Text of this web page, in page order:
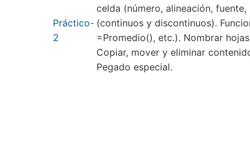
Práctico-
2
celda (número, alineación,
(continuos y discontinuos).
=Promedio(), etc.). Nombrar
Copiar, mover y eliminar
Pegado especial.